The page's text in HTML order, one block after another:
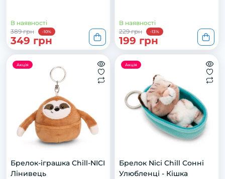
В наявності
389 грн
-10%
349 грн
В наявності
229 грн
-13%
199 грн
Акція
Брелок-іграшка Chill-NICI
Лінивець
Акція
Брелок Nici Chill Сонні
Улюбленці - Кішка